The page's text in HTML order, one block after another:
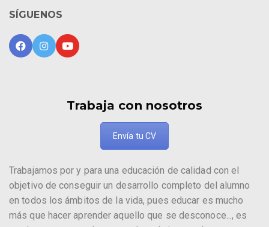
SÍGUENOS
Trabaja con nosotros
Envía tu CV
Trabajamos por y para una educación de calidad con el
objetivo de conseguir un desarrollo completo del alumno
en todos los ámbitos de la vida, pues educar es mucho
más que hacer aprender aquello que se desconoce..., es